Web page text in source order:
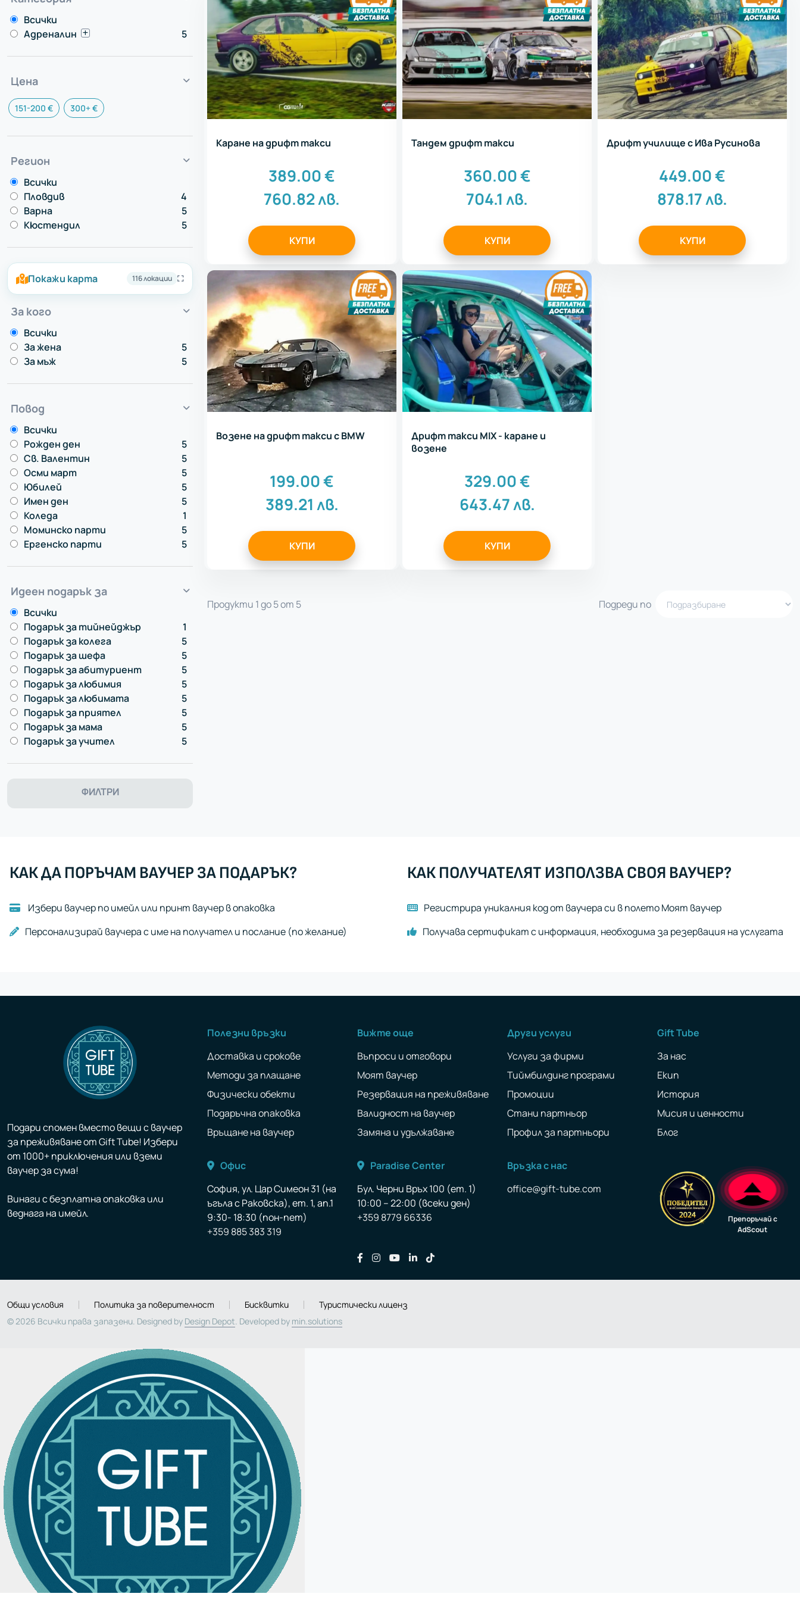
Всички
Адреналин
5
Цена
151-200 € 300+ €
Регион
Всички
Пловдив
4
Варна
5
Кюстендил
5
Покажи карта 116 локации
За кого
Всички
За жена
5
За мъж
5
Повод
Всички
Рожден ден
5
Св. Валентин
5
Осми март
5
Юбилей
5
Имен ден
5
Коледа
1
Моминско парти
5
Ергенско парти
5
Идеен подарък за
Всички
Подарък за тийнейджър
1
Подарък за колега
5
Подарък за шефа
5
Подарък за абитуриент
5
Подарък за любимия
5
Подарък за любимата
5
Подарък за приятел
5
Подарък за мама
5
Подарък за учител
5
ФИЛТРИ
Каране на дрифт такси
389.00€
760.82лв.
КУПИ
Тандем дрифт такси
360.00€
704.1лв.
КУПИ
Дрифт училище с Ива Русинова
449.00€
878.17лв.
КУПИ
Возене на дрифт такси с BMW
199.00€
389.21лв.
КУПИ
Дрифт такси MIX - каране и
возене
329.00€
643.47лв.
КУПИ
Продукти 1 до 5 от 5 Подреди по
КАК ДА ПОРЪЧАМ ВАУЧЕР ЗА ПОДАРЪК?
Избери ваучер по имейл или принт ваучер в опаковка
Персонализирай ваучера с име на получател и послание (по желание)
КАК ПОЛУЧАТЕЛЯТ ИЗПОЛЗВА СВОЯ ВАУЧЕР?
Регистрира уникалния код от ваучера си в полето Моят ваучер
Получава сертификат с информация, необходима за резервация на услугата
Подари спомен вместо вещи с ваучер
за преживяване от Gift Tube! Избери
от 1000+ приключения или вземи
ваучер за сума!
Винаги с безплатна опаковка или
веднага на имейл.
Полезни връзки
Доставка и срокове
Методи за плащане
Физически обекти
Подаръчна опаковка
Връщане на ваучер
Вижте още
Въпроси и отговори
Моят ваучер
Резервация на преживяване
Валидност на ваучер
Замяна и удължаване
Други услуги
Услуги за фирми
Тиймбилдинг програми
Промоции
Стани партньор
Профил за партньори
Gift Tube
За нас
Екип
История
Мисия и ценности
Блог
Офис
София, ул. Цар Симеон 31 (на
ъгъла с Раковска), ет. 1, ап.1
9:30- 18:30 (пон-пет)
+359 885 383 319
Paradise Center
Бул. Черни Връх 100 (ет. 1)
10:00 – 22:00 (всеки ден)
+359 8779 66336
Връзка с нас
office@gift-tube.com
Препоръчай с
AdScout
Последвайте ни във Facebook
Последвайте ни във Instagram
Последвайте ни във YouTube
Последвайте ни във LinkedIn
Общи условия Политика за поверителност Бисквитки
Туристически лиценз
© 2026 Всички права запазени. Designed by Design Depot. Developed by min.solutions